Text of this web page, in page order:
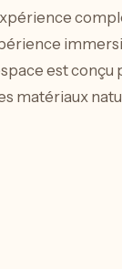
est
matériaux